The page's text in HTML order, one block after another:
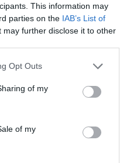
This information may
parties on the IAB’s List of
may further disclose it to other
Opt Outs
of my
of my